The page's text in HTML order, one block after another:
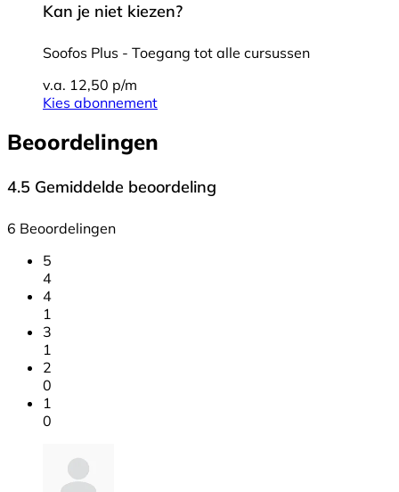
Kan je niet kiezen?
Soofos Plus - Toegang tot alle cursussen
v.a. 12,50 p/m
Kies abonnement
Beoordelingen
4.5 Gemiddelde beoordeling
6 Beoordelingen
5
4
4
1
3
1
2
0
1
0